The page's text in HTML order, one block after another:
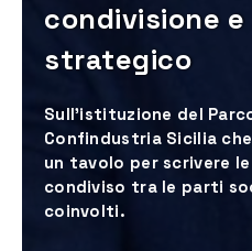
condivisione e
strategico
Sull’istituzione del
Confindustria Sicilia
un tavolo per scrivere
condiviso tra le parti
coinvolti.